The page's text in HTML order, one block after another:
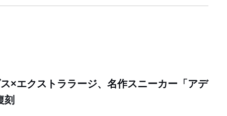
×エクストララージ、名作スニーカー「アデ
刻